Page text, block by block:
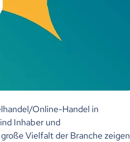
Online-Handel in
Inhaber und
Vielfalt der Branche zeigen